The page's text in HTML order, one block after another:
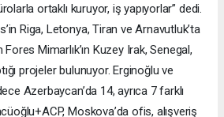
ortaklı kuruyor, iş yapıyorlar” dedi.
Riga, Letonya, Tiran ve Arnavutluk’ta
Mimarlık’ın Kuzey Irak, Senegal,
projeler bulunuyor. Erginoğlu ve
Azerbaycan’da 14, ayrıca 7 farklı
Moskova’da ofis, alışveriş